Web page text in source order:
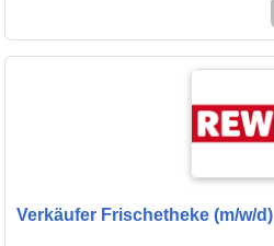
Verkäufer Frischetheke (m/w/d)